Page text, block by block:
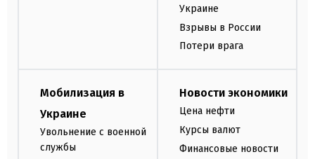
Украине
Взрывы в России
Потери врага
Мобилизация в
Украине
Увольнение с военной
службы
Новости экономики
Цена нефти
Курсы валют
Финансовые новости